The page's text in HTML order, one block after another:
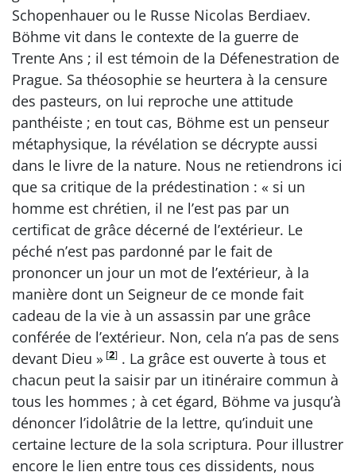
Schopenhauer ou le Russe Nicolas Berdiaev.
Böhme vit dans le contexte de la guerre de
Trente Ans ; il est témoin de la Défenestration de
Prague. Sa théosophie se heurtera à la censure
des pasteurs, on lui reproche une attitude
panthéiste ; en tout cas, Böhme est un penseur
métaphysique, la révélation se décrypte aussi
dans le livre de la nature. Nous ne retiendrons ici
que sa critique de la prédestination : « si un
homme est chrétien, il ne l’est pas par un
certificat de grâce décerné de l’extérieur. Le
péché n’est pas pardonné par le fait de
prononcer un jour un mot de l’extérieur, à la
manière dont un Seigneur de ce monde fait
cadeau de la vie à un assassin par une grâce
conférée de l’extérieur. Non, cela n’a pas de sens
devant Dieu » [2] . La grâce est ouverte à tous et
chacun peut la saisir par un itinéraire commun à
tous les hommes ; à cet égard, Böhme va jusqu’à
dénoncer l’idolâtrie de la lettre, qu’induit une
certaine lecture de la sola scriptura. Pour illustrer
encore le lien entre tous ces dissidents, nous